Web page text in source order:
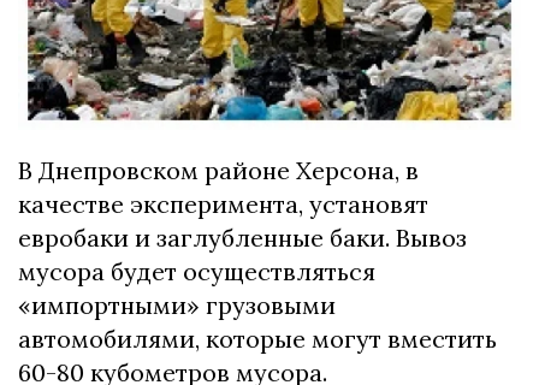
В Днепровском районе Херсона, в
качестве эксперимента, установят
евробаки и заглубленные баки. Вывоз
мусора будет осуществляться
«импортными» грузовыми
автомобилями, которые могут вместить
60-80 кубометров мусора.